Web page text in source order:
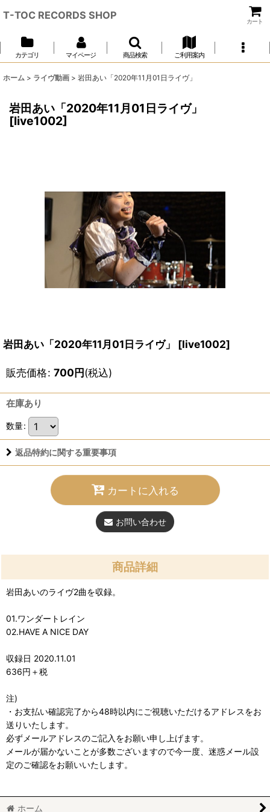
T-TOC RECORDS SHOP
カート
カテゴリ マイページ 商品検索 ご利用案内
ホーム > ライヴ動画 > 岩田あい「2020年11月01日ライヴ」
岩田あい「2020年11月01日ライヴ」
[live1002]
岩田あい「2020年11月01日ライヴ」 [live1002]
販売価格: 700円(税込)
在庫あり
数量:
返品特約に関する重要事項
カートに入れる
お問い合わせ
商品詳細
岩田あいのライヴ2曲を収録。
01.ワンダートレイン
02.HAVE A NICE DAY
収録日 2020.11.01
636円＋税
注)
・お支払い確認完了から48時以内にご視聴いただけるアドレスをお
送りいたします。
必ずメールアドレスのご記入をお願い申し上げます。
メールが届かないことが多数ございますので今一度、迷惑メール設
定のご確認をお願いいたします。
ホーム